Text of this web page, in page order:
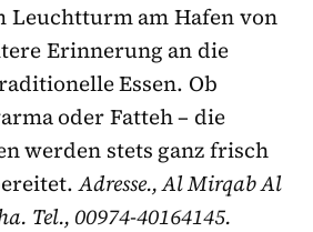
Leuchtturm am Hafen von
Erinnerung an die
Essen. Ob
oder Fatteh – die
werden stets ganz frisch
Adresse., Al Mirqab Al
Tel., 00974-40164145.